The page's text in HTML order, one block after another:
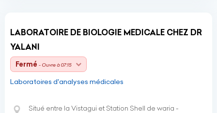
LABORATOIRE DE BIOLOGIE MEDICALE CHEZ DR
YALANI
Fermé - Ouvre à 07:15
Laboratoires d'analyses médicales
Situé entre la Vistagui et Station Shell de waria -